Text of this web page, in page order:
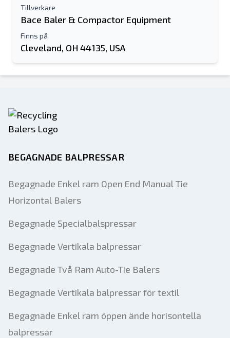
Tillverkare
Bace Baler & Compactor Equipment
Finns på
Cleveland, OH 44135, USA
BEGAGNADE BALPRESSAR
Begagnade Enkel ram Open End Manual Tie
Horizontal Balers
Begagnade Specialbalspressar
Begagnade Vertikala balpressar
Begagnade Två Ram Auto-Tie Balers
Begagnade Vertikala balpressar för textil
Begagnade Enkel ram öppen ände horisontella
balpressar